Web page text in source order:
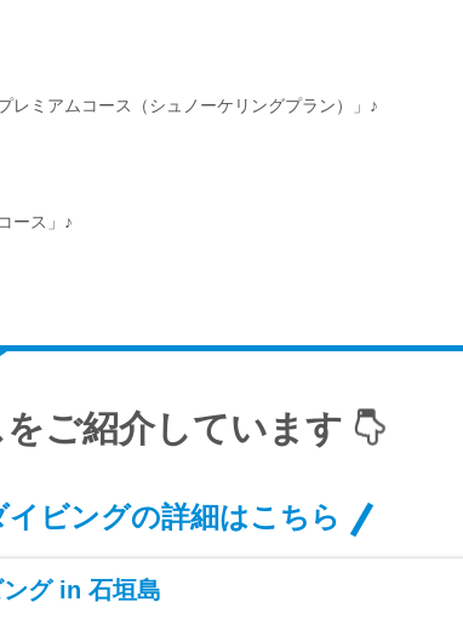
ミアムコース（シュノーケリングプラン）」♪
ース」♪
ご紹介しています
ビングの詳細はこちら
グ in 石垣島